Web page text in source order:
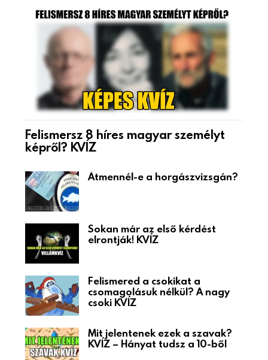
Felismersz 8 híres magyar személyt
képről? KVÍZ
Átmennél-e a horgászvizsgán?
Sokan már az első kérdést
elrontják! KVÍZ
Felismered a csokikat a
csomagolásuk nélkül? A nagy
csoki KVÍZ
Mit jelentenek ezek a szavak?
KVÍZ – Hányat tudsz a 10-ből